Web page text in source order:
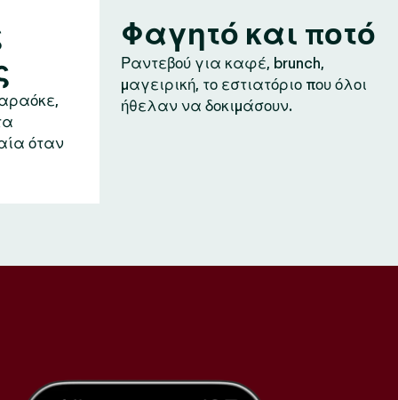
όταν
Φαγητό και ποτό
Ραντεβού για καφέ, brunch,
μαγειρική, το εστιατόριο που όλοι
ήθελαν να δοκιμάσουν.